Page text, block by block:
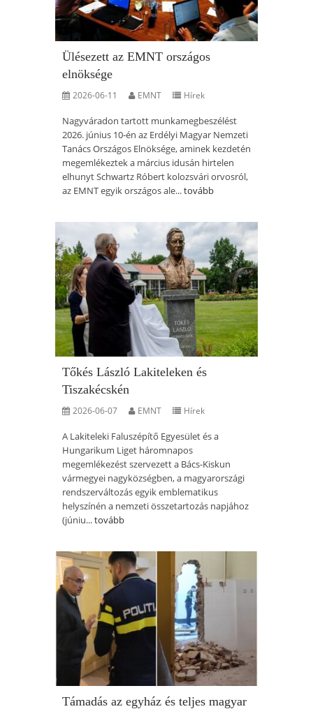
Ülésezett az EMNT országos
elnöksége
2026-06-11 EMNT Hírek
Nagyváradon tartott munkamegbeszélést
2026. június 10-én az Erdélyi Magyar Nemzeti
Tanács Országos Elnöksége, aminek kezdetén
megemlékeztek a március idusán hirtelen
elhunyt Schwartz Róbert kolozsvári orvosról,
az EMNT egyik országos ale...tovább
Tőkés László Lakiteleken és
Tiszakécskén
2026-06-07 EMNT Hírek
A Lakiteleki Faluszépítő Egyesület és a
Hungarikum Liget háromnapos
megemlékezést szervezett a Bács-Kiskun
vármegyei nagyközségben, a magyarországi
rendszerváltozás egyik emblematikus
helyszínén a nemzeti összetartozás napjához
(júniu...tovább
Támadás az egyház és teljes magyar